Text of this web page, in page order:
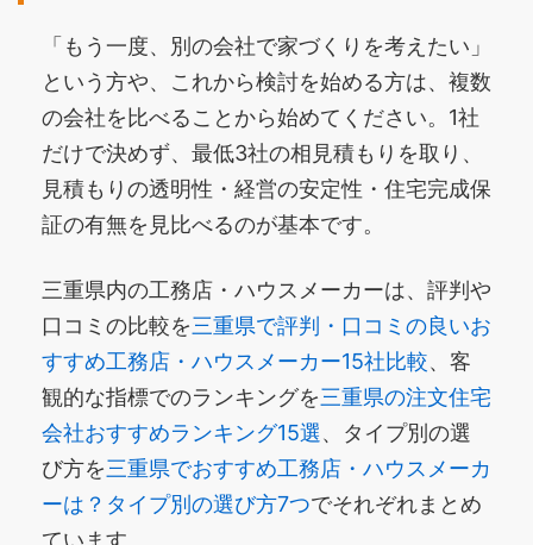
「もう一度、別の会社で家づくりを考えたい」
という方や、これから検討を始める方は、複数
の会社を比べることから始めてください。1社
だけで決めず、最低3社の相見積もりを取り、
見積もりの透明性・経営の安定性・住宅完成保
証の有無を見比べるのが基本です。
三重県内の工務店・ハウスメーカーは、評判や
口コミの比較を三重県で評判・口コミの良いお
すすめ工務店・ハウスメーカー15社比較、客
観的な指標でのランキングを三重県の注文住宅
会社おすすめランキング15選、タイプ別の選
び方を三重県でおすすめ工務店・ハウスメーカ
ーは？タイプ別の選び方7つでそれぞれまとめ
ています。